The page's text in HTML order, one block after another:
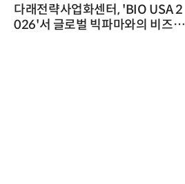
다래전략사업화센터, 'BIO USA 2
026'서 글로벌 빅파마와의 비즈니